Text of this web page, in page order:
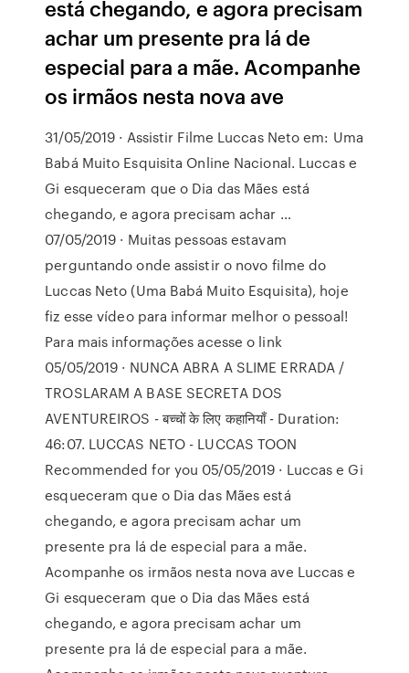
está chegando, e agora precisam
achar um presente pra lá de
especial para a mãe. Acompanhe
os irmãos nesta nova ave
31/05/2019 · Assistir Filme Luccas Neto em: Uma
Babá Muito Esquisita Online Nacional. Luccas e
Gi esqueceram que o Dia das Mães está
chegando, e agora precisam achar …
07/05/2019 · Muitas pessoas estavam
perguntando onde assistir o novo filme do
Luccas Neto (Uma Babá Muito Esquisita), hoje
fiz esse vídeo para informar melhor o pessoal!
Para mais informações acesse o link
05/05/2019 · NUNCA ABRA A SLIME ERRADA /
TROSLARAM A BASE SECRETA DOS
AVENTUREIROS - बच्चों के लिए कहानियाँ - Duration:
46:07. LUCCAS NETO - LUCCAS TOON
Recommended for you 05/05/2019 · Luccas e Gi
esqueceram que o Dia das Mães está
chegando, e agora precisam achar um
presente pra lá de especial para a mãe.
Acompanhe os irmãos nesta nova ave Luccas e
Gi esqueceram que o Dia das Mães está
chegando, e agora precisam achar um
presente pra lá de especial para a mãe.